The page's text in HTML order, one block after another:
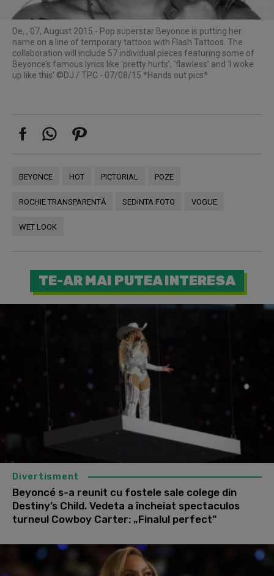
De, , 07, August 2015.- Pop superstar Beyonce is putting her
name on a line of temporary tattoos with Flash Tattoos. The
collaboration will include 57 individual pieces featuring some of
Beyonce’s famous lyrics like ‘pretty hurts’, ‘flawless’ and ‘I woke
up like this’ ©DJ / TPC - 07/08/15 *Hands out pics*
BEYONCE HOT PICTORIAL POZE
ROCHIE TRANSPARENTĂ SEDINTA FOTO VOGUE
WET LOOK
TE-AR MAI PUTEA INTERESA
Divertisment
Beyoncé s-a reunit cu fostele sale colege din
Destiny’s Child. Vedeta a încheiat spectaculos
turneul Cowboy Carter: „Finalul perfect”